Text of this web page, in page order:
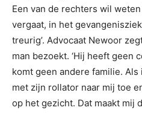
Een van de rechters wil
vergaat, in het
treurig’. Advocaat Newoor
man bezoekt. ‘Hij heeft geen
komt geen andere familie.
met zijn rollator naar mij toe
op het gezicht. Dat maakt mij